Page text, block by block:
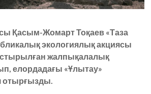
Қасым-Жомарт Тоқаев «Таза
экологиялық акциясы
жалпықалалық
елордадағы «Ұлытау»
отырғызды.